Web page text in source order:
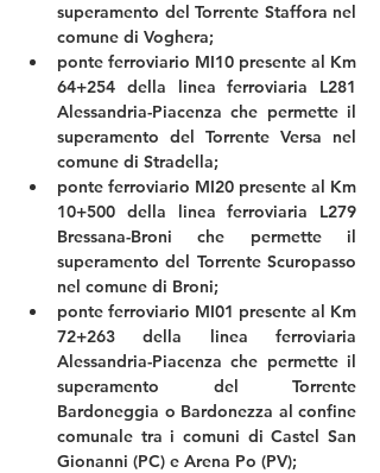
superamento del Torrente Staffora nel
comune di Voghera;
ponte ferroviario MI10 presente al Km
64+254 della linea ferroviaria L281
Alessandria-Piacenza che permette il
superamento del Torrente Versa nel
comune di Stradella;
ponte ferroviario MI20 presente al Km
10+500 della linea ferroviaria L279
Bressana-Broni che permette il
superamento del Torrente Scuropasso
nel comune di Broni;
ponte ferroviario MI01 presente al Km
72+263 della linea ferroviaria
Alessandria-Piacenza che permette il
superamento del Torrente
Bardoneggia o Bardonezza al confine
comunale tra i comuni di Castel San
Gionanni (PC) e Arena Po (PV);